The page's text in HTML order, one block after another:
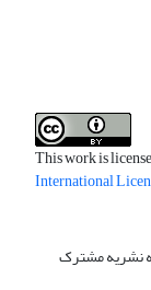
This work is
International
نشریه مشترک